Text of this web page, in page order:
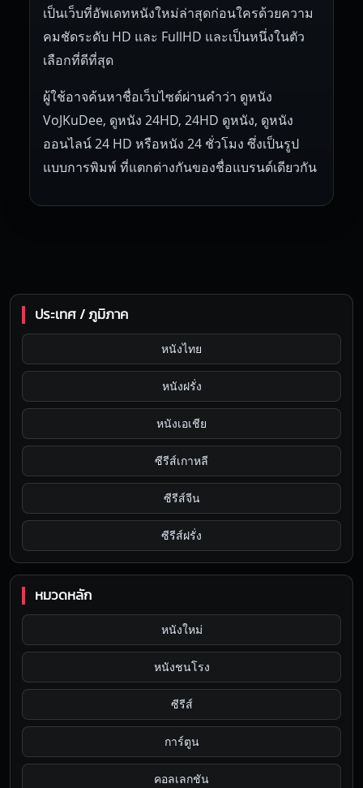
เป็นเว็บที่อัพเดทหนังใหม่ล่าสุดก่อนใครด้วยความ
คมชัดระดับ HD และ FullHD และเป็นหนึ่งในตัว
เลือกที่ดีที่สุด
ผู้ใช้อาจค้นหาชื่อเว็บไซต์ผ่านคำว่า ดูหนัง
VoJKuDee, ดูหนัง 24HD, 24HD ดูหนัง, ดูหนัง
ออนไลน์ 24 HD หรือหนัง 24 ชั่วโมง ซึ่งเป็นรูป
แบบการพิมพ์ ที่แตกต่างกันของชื่อแบรนด์เดียวกัน
ประเทศ / ภูมิภาค
หนังไทย
หนังฝรั่ง
หนังเอเชีย
ซีรีส์เกาหลี
ซีรีส์จีน
ซีรีส์ฝรั่ง
หมวดหลัก
หนังใหม่
หนังชนโรง
ซีรีส์
การ์ตูน
คอลเลกชัน